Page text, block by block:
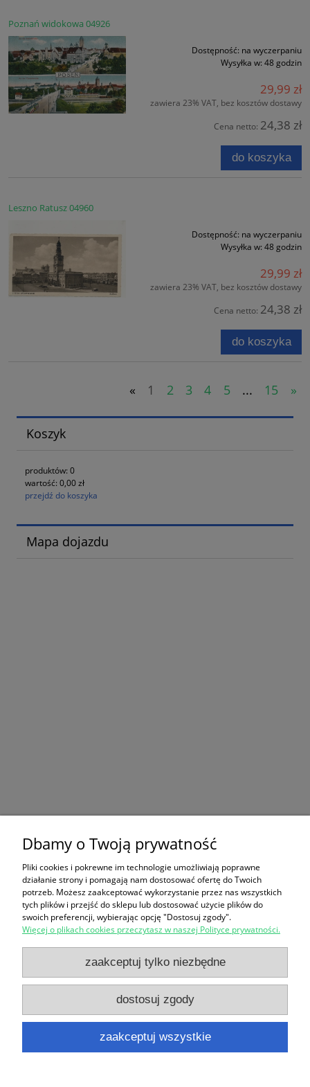
Poznań widokowa 04926
Dostępność: na wyczerpaniu
Wysyłka w: 48 godzin
29,99 zł
zawiera 23% VAT, bez kosztów dostawy
Cena netto: 24,38 zł
do koszyka
Leszno Ratusz 04960
Dostępność: na wyczerpaniu
Wysyłka w: 48 godzin
29,99 zł
zawiera 23% VAT, bez kosztów dostawy
Cena netto: 24,38 zł
do koszyka
« 1 2 3 4 5 ... 15 »
Koszyk
produktów: 0
wartość: 0,00 zł
przejdź do koszyka
Mapa dojazdu
Zakupy
Pomoc
Moje konto
Informacje
Dbamy o Twoją prywatność
Pliki cookies i pokrewne im technologie umożliwiają poprawne
działanie strony i pomagają nam dostosować ofertę do Twoich
potrzeb. Możesz zaakceptować wykorzystanie przez nas wszystkich
tych plików i przejść do sklepu lub dostosować użycie plików do
swoich preferencji, wybierając opcję "Dostosuj zgody".
Więcej o plikach cookies przeczytasz w naszej Polityce prywatności.
zaakceptuj tylko niezbędne
dostosuj zgody
zaakceptuj wszystkie